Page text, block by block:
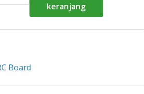
keranjang
Board